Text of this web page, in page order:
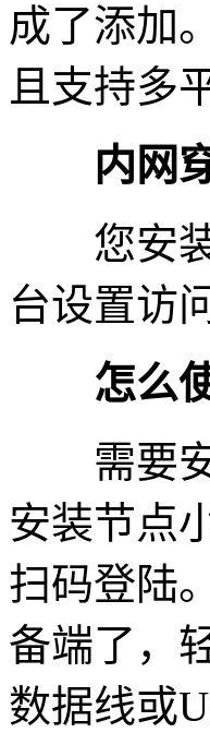
成了添加
且支持多
内网穿
您安装
台设置访
怎么使
需要安
安装节点
扫码登陆
备端了，
数据线或